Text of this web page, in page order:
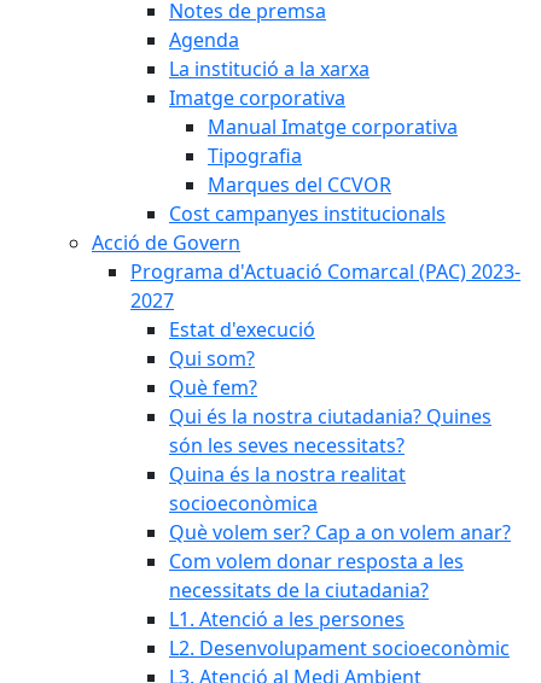
Notes de premsa
Agenda
La institució a la xarxa
Imatge corporativa
Manual Imatge corporativa
Tipografia
Marques del CCVOR
Cost campanyes institucionals
Acció de Govern
Programa d'Actuació Comarcal (PAC) 2023-
2027
Estat d'execució
Qui som?
Què fem?
Qui és la nostra ciutadania? Quines
són les seves necessitats?
Quina és la nostra realitat
socioeconòmica
Què volem ser? Cap a on volem anar?
Com volem donar resposta a les
necessitats de la ciutadania?
L1. Atenció a les persones
L2. Desenvolupament socioeconòmic
L3. Atenció al Medi Ambient